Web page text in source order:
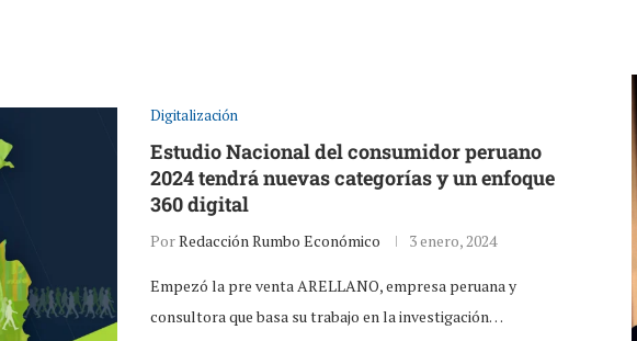
Digitalización
Estudio Nacional del consumidor peruano
2024 tendrá nuevas categorías y un enfoque
360 digital
PorRedacción Rumbo Económico 3 enero, 2024
Empezó la pre venta ARELLANO, empresa peruana y
consultora que basa su trabajo en la investigación…